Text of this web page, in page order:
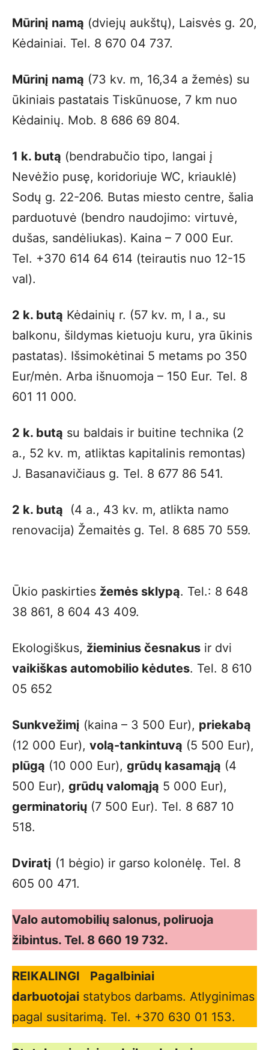
Mūrinį namą (dviejų aukštų), Laisvės g. 20,
Kėdainiai. Tel. 8 670 04 737.
Mūrinį namą (73 kv. m, 16,34 a žemės) su
ūkiniais pastatais Tiskūnuose, 7 km nuo
Kėdainių. Mob. 8 686 69 804.
1 k. butą (bendrabučio tipo, langai į
Nevėžio pusę, koridoriuje WC, kriauklė)
Sodų g. 22-206. Butas miesto centre, šalia
parduotuvė (bendro naudojimo: virtuvė,
dušas, sandėliukas). Kaina – 7 000 Eur.
Tel. +370 614 64 614 (teirautis nuo 12-15
val).
2 k. butą Kėdainių r. (57 kv. m, I a., su
balkonu, šildymas kietuoju kuru, yra ūkinis
pastatas). Išsimokėtinai 5 metams po 350
Eur/mėn. Arba išnuomoja – 150 Eur. Tel. 8
601 11 000.
2 k. butą su baldais ir buitine technika (2
a., 52 kv. m, atliktas kapitalinis remontas)
J. Basanavičiaus g. Tel. 8 677 86 541.
2 k. butą (4 a., 43 kv. m, atlikta namo
renovacija) Žemaitės g. Tel. 8 685 70 559.
Ūkio paskirties žemės sklypą. Tel.: 8 648
38 861, 8 604 43 409.
Ekologiškus, žieminius česnakus ir dvi
vaikiškas automobilio kėdutes. Tel. 8 610
05 652
Sunkvežimį (kaina – 3 500 Eur), priekabą
(12 000 Eur), volą-tankintuvą (5 500 Eur),
plūgą (10 000 Eur), grūdų kasamąją (4
500 Eur), grūdų valomąją 5 000 Eur),
germinatorių (7 500 Eur). Tel. 8 687 10
518.
Dviratį (1 bėgio) ir garso kolonėlę. Tel. 8
605 00 471.
Valo automobilių salonus, poliruoja
žibintus. Tel. 8 660 19 732.
REIKALINGI
Pagalbiniai
darbuotojai statybos darbams. Atlyginimas
pagal susitarimą. Tel. +370 630 01 153.